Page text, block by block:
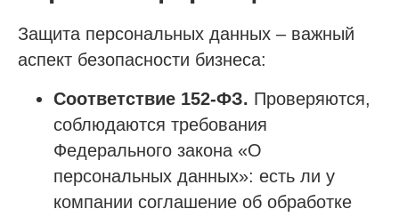
Защита персональных данных – важный
аспект безопасности бизнеса:
Соответствие 152-ФЗ. Проверяются,
соблюдаются требования
Федерального закона «О
персональных данных»: есть ли у
компании соглашение об обработке